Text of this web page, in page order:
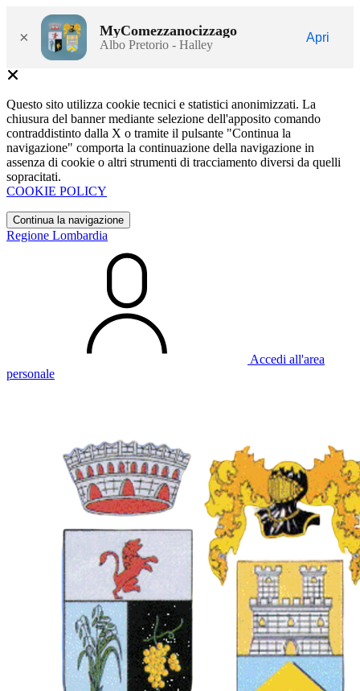
× MyComezzanocizzago
Albo Pretorio - Halley
Apri
Questo sito utilizza cookie tecnici e statistici anonimizzati. La
chiusura del banner mediante selezione dell'apposito comando
contraddistinto dalla X o tramite il pulsante "Continua la
navigazione" comporta la continuazione della navigazione in
assenza di cookie o altri strumenti di tracciamento diversi da quelli
sopracitati.
COOKIE POLICY
Continua la navigazione
Regione Lombardia
Accedi all'area
personale